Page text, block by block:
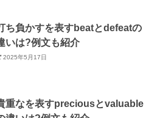
ち負かすを表すbeatとdefeatの
いは?例文も紹介
2025年5月17日
重なを表すpreciousとvaluable